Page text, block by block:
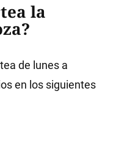
la
de lunes a
en los siguientes